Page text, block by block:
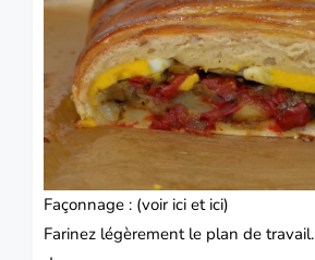
Façonnage : (voir ici et ici)
Farinez légèrement le plan de travail.